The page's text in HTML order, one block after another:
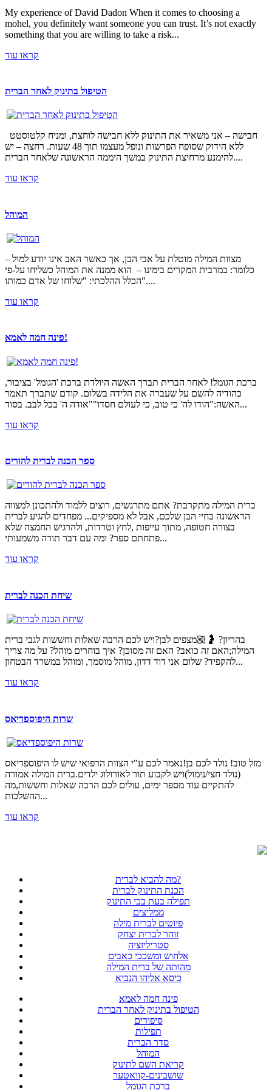
My experience of David Dadon When it comes to choosing a
mohel, you definitely want someone you can trust. It’s not exactly
something that you are willing to take a risk...
קראו עוד
הטיפול בתינוק לאחר הברית
ללא הידוק שסופח הפרשות ונופל מעצמו תוך 48 שעות. רחצה – יש
להימנע מרחיצת התינוק במשך היממה הראשונה שלאחר הברית....
קראו עוד
המוהל
מצוות המילה מוטלת על אבי הבן, אך כאשר האב אינו יודע למול –
כלומר: במרבית המקרים בימינו – הוא ממנה את המוהל כשליחו על-פי
הכלל ההלכתי: "שלוחו של אדם כמותו"....
קראו עוד
פינה חמה לאמא!
ברכת הגומל! לאחר הברית תברך האשה היולדת ברכת 'הגומל' בציבור,
כהודיה להשם על שעברה את הלידה בשלום. קודם שתברך תאמר
האשה:"הודו לה' כי טוב, כי לעולם חסדו""אודה ה' בכל לבב. בסוד...
קראו עוד
ספר הכנה לברית להורים
ברית המילה מתקרבת? אתם מתרגשים, רוצים ללמוד ולהתכונן למצווה
הראשונה בחיי הבן שלכם, אבל לא מספיקים... מפחדים להגיע לברית
בצורה חטופה, מתוך עייפות ,לחץ וטרדות, ולהרגיש החמצה שלא
פתחתם ספר? ומה עם דבר תורה משמעותי...
קראו עוד
שיחת הכנה לברית
בהריון? 🤰🏼מצפים לבן?ויש לכם הרבה שאלות וחששות לגבי ברית
המילה;האם זה כואב? האם זה מסוכן? איך בוחרים מוהל? על מה צריך
להקפיד? שלום אני דוד דדון, מוהל מוסמך, ומוהל במשרד הבטחון...
קראו עוד
שרות היפוספדיאס
מזל טוב! נולד לכם בן!נאמר לכם ע"י הצוות הרפואי שיש לו היפוספדיאס
(נולד חצי/נימול)ויש לקבוע תור לאורולוג ילדים.ברית המילה אמורה
להתקיים עוד מספר ימים, עולים לכם הרבה שאלות וחששות,מה
ההשלכות...
קראו עוד
מה להביא לברית?
הכנת התינוק לברית
תפילה בעת בכי התינוק
ממליצים
פיוטים לברית מילה
זוהר לברית יצחק
סטריליזציה
אלחוש ומשככי כאבים
מהותה של ברית המילה
כיסא אליהו הנביא
פינה חמה לאמא
הטיפול בתינוק לאחר הברית
סיפורים
תפילות
סדר הברית
המוהל
קריאת השם לתינוק
שושבינים-קוואטער
ברכת הגומל